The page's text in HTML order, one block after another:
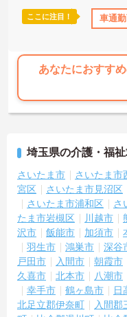
年間休日110日以上
歳までの継続雇用制度も
といったご自身らしさを
★おすすめPOINT★
【特別報酬制度で、収入
・施設の業績や個人の評
酬制度があり、日々の頑
・業務への取り組みやチ
【毎朝のミーティングで
・スタッフ全員で毎朝お
とで、チーム全体でスム
す。
・困った時もすぐに相談
なっており、平均勤続年
す。
【医療機関と連携した安
ける環境です】
・24時間体制で介護スタ
ため、緊急時にも落ち着
ここに注目！ 車通
あなたにおすす
埼玉県の介護・福
さいたま市 さいたま市
宮区
さいたま市見沼区
さいたま市浦和区
さ
たま市岩槻区
川越市
沢市
飯能市 加須市
羽生市
鴻巣市 深谷
戸田市
入間市 朝霞市
久喜市
北本市 八潮市
幸手市
鶴ヶ島市 日
北足立郡伊奈町
入間郡